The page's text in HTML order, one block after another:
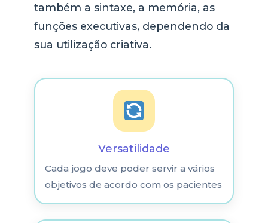
também a sintaxe, a memória, as
funções executivas, dependendo da
sua utilização criativa.
Versatilidade
Cada jogo deve poder servir a vários
objetivos de acordo com os pacientes